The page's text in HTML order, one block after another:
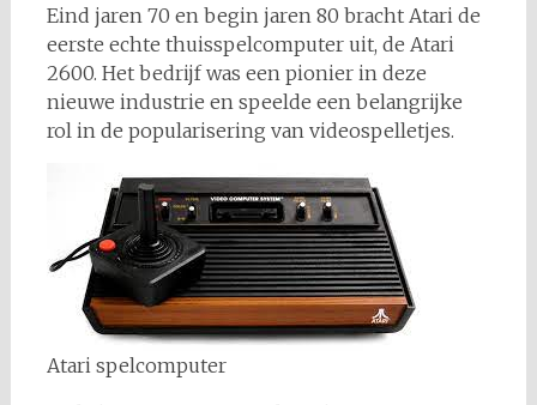
Eind jaren 70 en begin jaren 80 bracht Atari de
eerste echte thuisspelcomputer uit, de Atari
2600. Het bedrijf was een pionier in deze
nieuwe industrie en speelde een belangrijke
rol in de popularisering van videospelletjes.
Atari spelcomputer